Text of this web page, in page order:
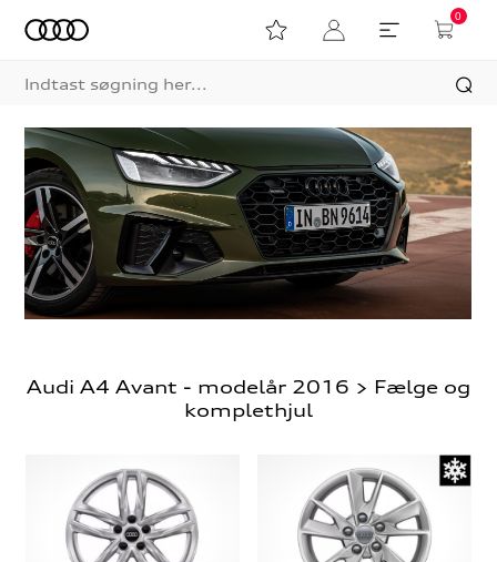
0
Audi A4 Avant - modelår 2016 > Fælge og
komplethjul